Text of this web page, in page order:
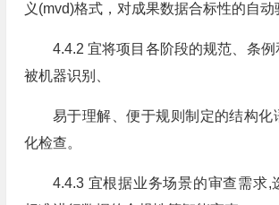
义(mvd)格式，对成果数据合标性的自动
4.4.2 宜将项目各阶段的规范、条
被机器识别、
易于理解、便于规则制定的结构化
化检查。
4.4.3 宜根据业务场景的审查需求,